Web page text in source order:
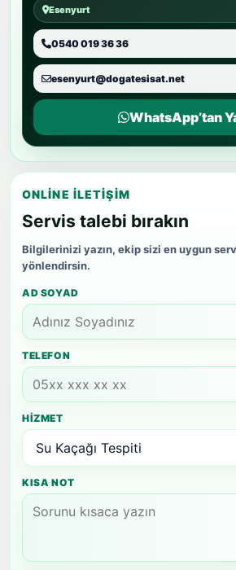
Esenyurt
0540 019 36 36
esenyurt@dogatesisat.net
WhatsApp’tan
ONLINE İLETIŞIM
Servis talebi bırakın
Bilgilerinizi yazın, ekip sizi en uygun
yönlendirsin.
AD SOYAD
TELEFON
HIZMET
KISA NOT